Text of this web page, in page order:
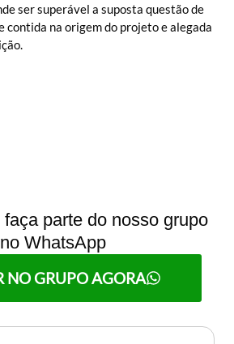
ser superável a suposta questão de
contida na origem do projeto e alegada
parte do nosso grupo
no WhatsApp
NO GRUPO AGORA